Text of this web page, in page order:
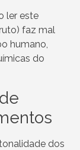
ler este
faz mal
humano,
do
dos